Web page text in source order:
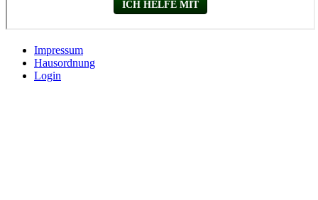
Impressum
Hausordnung
Login